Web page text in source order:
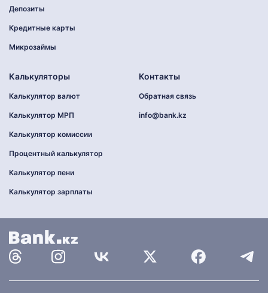
Депозиты
Кредитные карты
Микрозаймы
Калькуляторы
Калькулятор валют
Калькулятор МРП
Калькулятор комиссии
Процентный калькулятор
Калькулятор пени
Калькулятор зарплаты
Контакты
Обратная связь
info@bank.kz